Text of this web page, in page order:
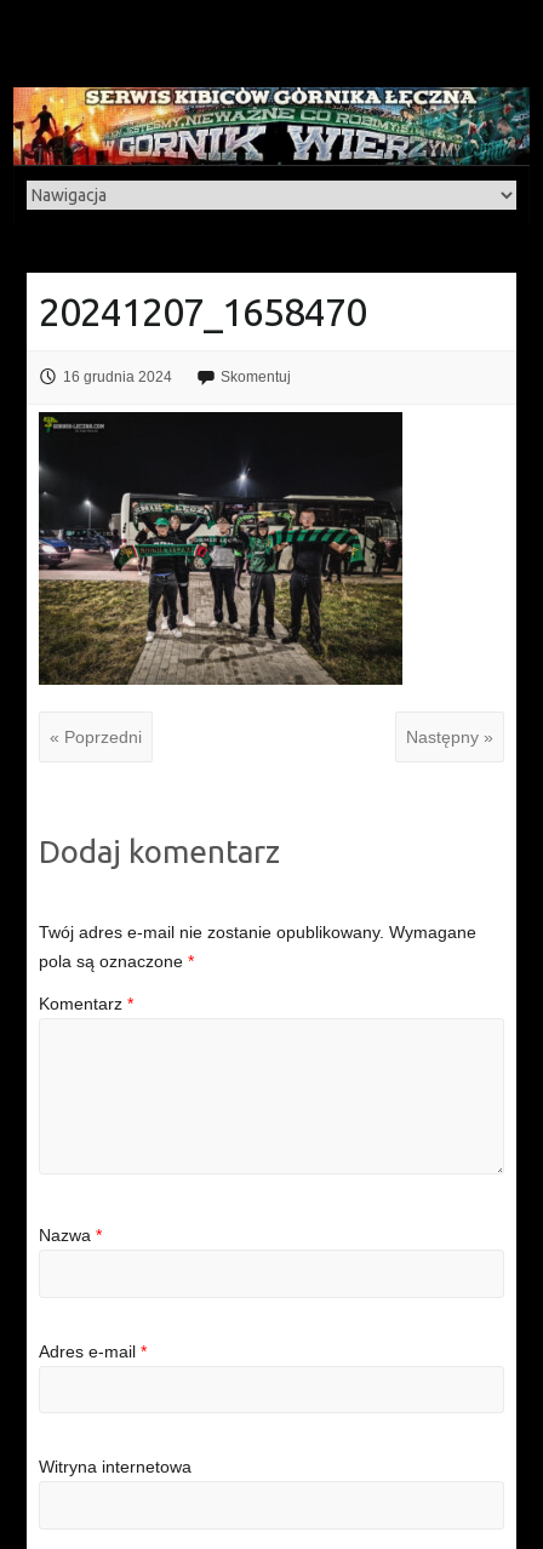
20241207_1658470
16 grudnia 2024 Skomentuj
« Poprzedni Następny »
Dodaj komentarz
Twój adres e-mail nie zostanie opublikowany. Wymagane
pola są oznaczone *
Komentarz *
Nazwa *
Adres e-mail *
Witryna internetowa